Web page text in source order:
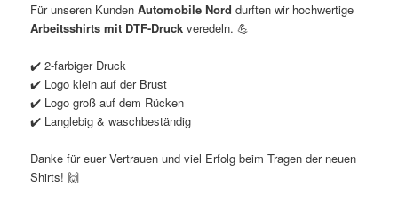
Für unseren KundenAutomobile Nord durften wir hochwertige
Arbeitsshirts mit DTF-Druck veredeln. 💪
✔️ 2-farbiger Druck
✔️ Logo klein auf der Brust
✔️ Logo groß auf dem Rücken
✔️ Langlebig & waschbeständig
Danke für euer Vertrauen und viel Erfolg beim Tragen der neuen
Shirts! 🙌